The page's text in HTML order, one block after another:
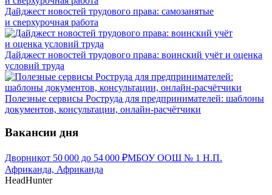
Дайджест новостей трудового права: самозанятые
и сверхурочная работа
Дайджест новостей трудового права: воинский учёт и оценка
условий труда
Полезные сервисы Роструда для предпринимателей: шаблоны
документов, консультации, онлайн-расчётчики
Вакансии дня
Дворникот 50 000 до 54 000 ₽МБОУ ООШ № 1 Н.П.
Африканда, Африканда
HeadHunter